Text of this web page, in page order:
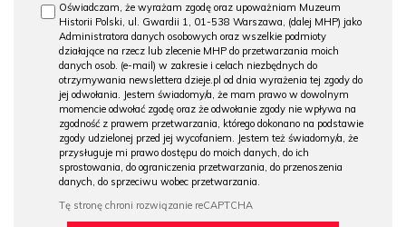
Oświadczam, że wyrażam zgodę oraz upoważniam Muzeum
Historii Polski, ul. Gwardii 1, 01-538 Warszawa, (dalej MHP) jako
Administratora danych osobowych oraz wszelkie podmioty
działające na rzecz lub zlecenie MHP do przetwarzania moich
danych osob. (e-mail) w zakresie i celach niezbędnych do
otrzymywania newslettera dzieje.pl od dnia wyrażenia tej zgody do
jej odwołania. Jestem świadomy/a, że mam prawo w dowolnym
momencie odwołać zgodę oraz że odwołanie zgody nie wpływa na
zgodność z prawem przetwarzania, którego dokonano na podstawie
zgody udzielonej przed jej wycofaniem. Jestem też świadomy/a, że
przysługuje mi prawo dostępu do moich danych, do ich
sprostowania, do ograniczenia przetwarzania, do przenoszenia
danych, do sprzeciwu wobec przetwarzania.